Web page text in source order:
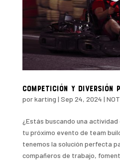
Competición y diversión
porkarting | Sep 24, 2024 |
¿Estás buscando una
tu próximo evento de team
tenemos la solución perfecta
compañeros de trabajo,